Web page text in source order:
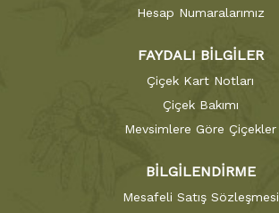
Hesap Numaralarımız
FAYDALI BİLGİLER
Çiçek Kart Notları
Çiçek Bakımı
Mevsimlere Göre Çiçekler
BİLGİLENDİRME
Mesafeli Satış Sözleşmesi